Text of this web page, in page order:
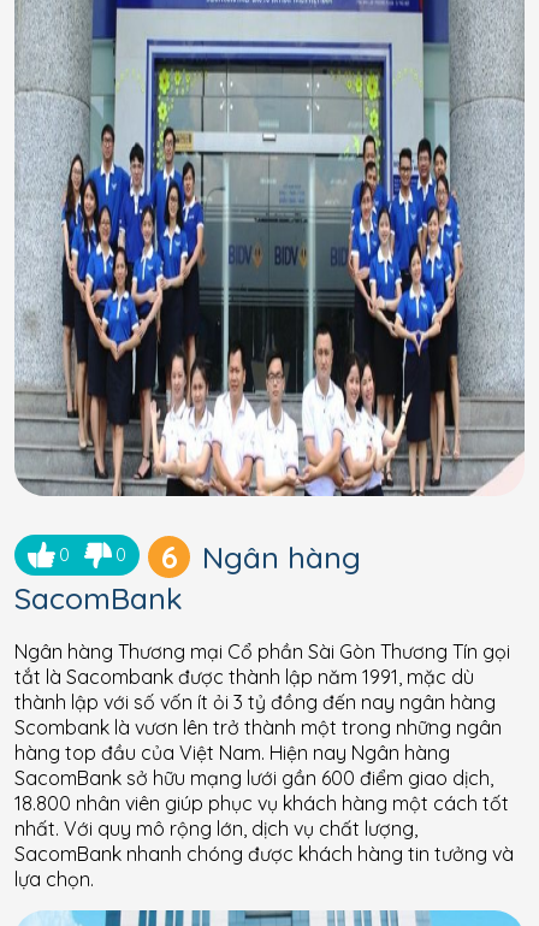
0 0 6
Ngân hàng
SacomBank
Ngân hàng Thương mại Cổ phần Sài Gòn Thương Tín gọi
tắt là Sacombank được thành lập năm 1991, mặc dù
thành lập với số vốn ít ỏi 3 tỷ đồng đến nay ngân hàng
Scombank là vươn lên trở thành một trong những ngân
hàng top đầu của Việt Nam. Hiện nay Ngân hàng
SacomBank sở hữu mạng lưới gần 600 điểm giao dịch,
18.800 nhân viên giúp phục vụ khách hàng một cách tốt
nhất. Với quy mô rộng lớn, dịch vụ chất lượng,
SacomBank nhanh chóng được khách hàng tin tưởng và
lựa chọn.